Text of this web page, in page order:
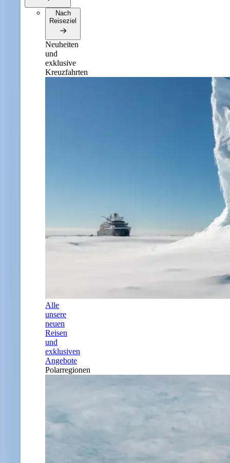
Nach
Reiseziel
Neuheiten
und
exklusive
Kreuzfahrten
Alle
unsere
neuen
Reisen
und
exklusiven
Angebote
Polarregionen